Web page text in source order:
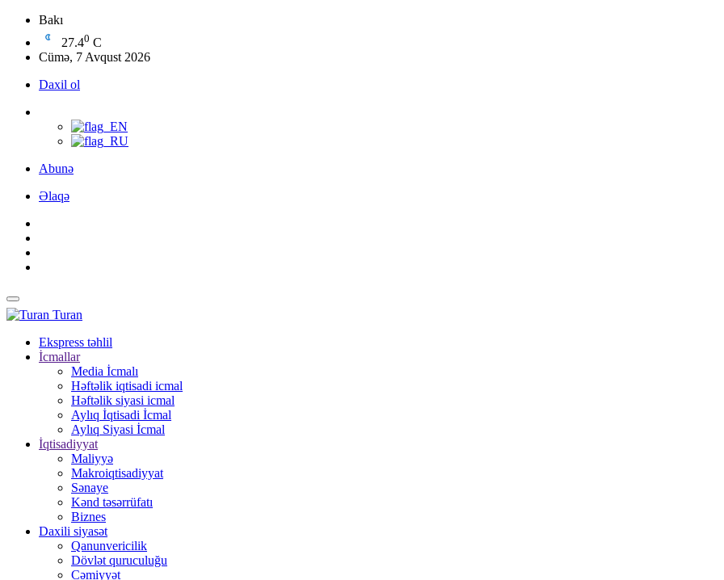
Bakı
27.40 C
Cümə, 7 Avqust 2026
Daxil ol
Abunə
Əlaqə
Turan
Ekspress təhlil
İcmallar
Media İcmalı
Həftəlik iqtisadi icmal
Həftəlik siyasi icmal
Aylıq İqtisadi İcmal
Aylıq Siyasi İcmal
İqtisadiyyat
Maliyyə
Makroiqtisadiyyat
Sənaye
Kənd təsərrüfatı
Biznes
Daxili siyasət
Qanunvericilik
Dövlət quruculuğu
Cəmiyyət